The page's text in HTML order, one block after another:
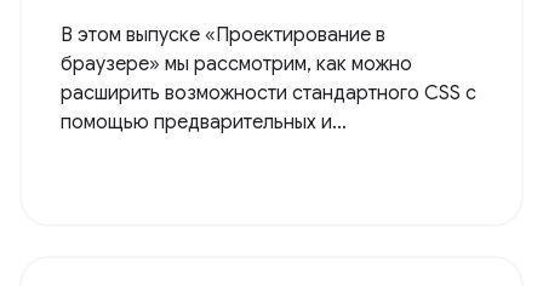
В этом выпуске «Проектирование в
браузере» мы рассмотрим, как можно
расширить возможности стандартного CSS с
помощью предварительных и…